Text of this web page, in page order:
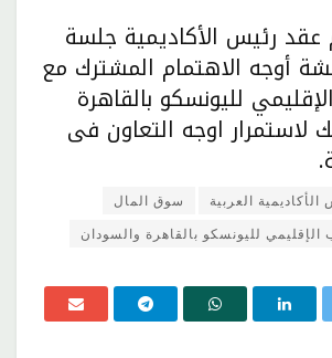
عقد رئيس الأكاديمية جلسة
أوجه الاهتمام المشترك مع
لليونسكو بالقاهرة
لاستمرار اوجه التعاون فى
الأكاديمية العربية
سوق المال
لليونسكو بالقاهرة والسودان